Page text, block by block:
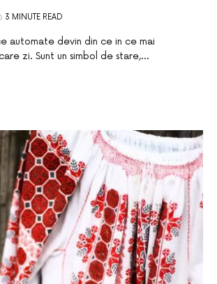
3 MINUTE READ
automate devin din ce in ce mai
zi. Sunt un simbol de stare,…